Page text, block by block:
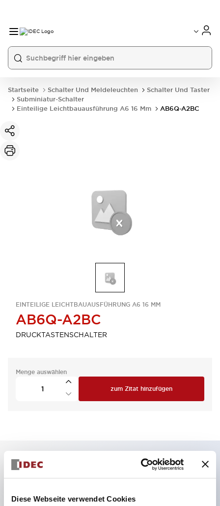
Diese Webseite verwendet Cookies
Startseite Schalter Und Meldeleuchten
Schalter Und Taster
Subminiatur-Schalter
Einteilige Leichtbauausführung A6 16 Mm
AB6Q-A2BC
EINTEILIGE LEICHTBAUAUSFÜHRUNG A6 16 MM
AB6Q-A2BC
DRUCKTASTENSCHALTER
Menge auswählen
zum Zitat hinzufügen
Hauptmerkmale
Geeignet für ein breites Anwendungsspektrum